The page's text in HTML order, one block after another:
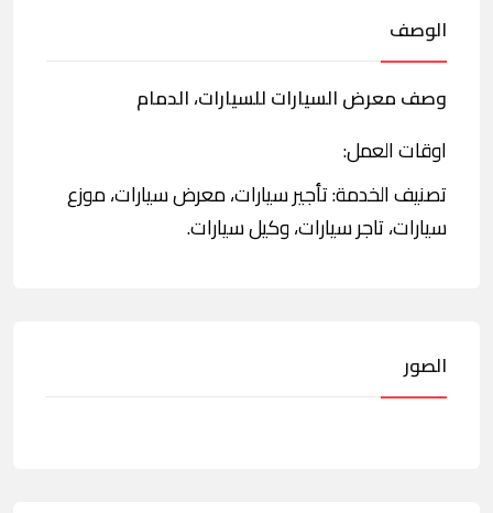
الوصف
وصف معرض السيارات للسيارات، الدمام
اوقات العمل:
تصنيف الخدمة: تأجير سيارات، معرض سيارات، موزع
سيارات، تاجر سيارات، وكيل سيارات.
الصور